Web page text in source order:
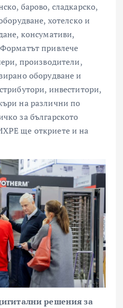
барово, сладкарско,
хотелско и
консумативи,
привлече
производители,
оборудване и
инвеститори,
на различни по
за българското
ще откриете и на
решения за